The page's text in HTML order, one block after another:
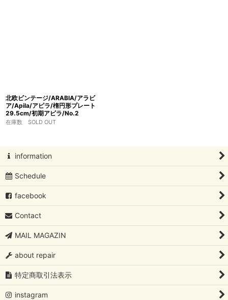
北欧ビンテージ/ARABIA/アラビ
ア/Apila/アピラ/楕円形プレート
29.5cm/初期アピラ/No.2
在庫数 SOLD OUT
information
Schedule
facebook
Contact
MAIL MAGAZIN
about repair
特定商取引法表示
instagram